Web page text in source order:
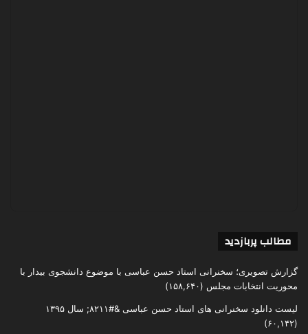
مطالب پربازدید
گزارش تصویری؛ سخنرانی استاد حسن عباسی با موضوع دانشجوی بیدار با
محوریت انتخابات مجلس (۱۵۸,۶۴۰)
لیست دانلود سخنرانی های استاد حسن عباسی &#۸۲۱۱; سال ۱۳۹۵
(۶۰,۱۴۲)